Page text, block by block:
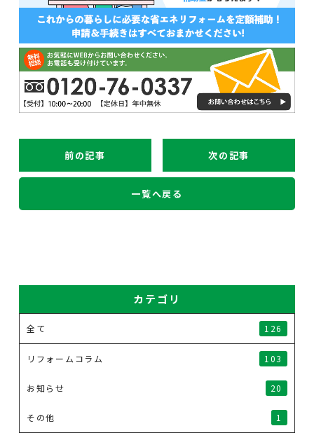
前の記事 次の記事
一覧へ戻る
カテゴリ
全て 126
リフォームコラム 103
お知らせ 20
その他 1